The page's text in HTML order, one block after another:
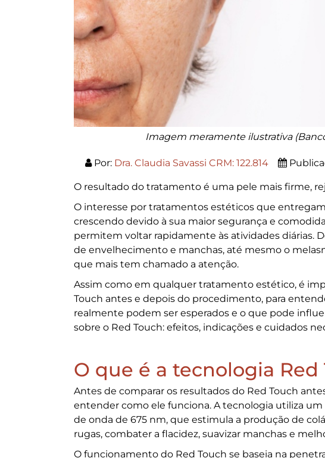
Imagem meramente ilustrativa
Por: Dra. Claudia Savassi CRM: 122.814
O resultado do tratamento é uma pele mais firme,
O interesse por tratamentos estéticos que
crescendo devido à sua maior segurança e
permitem voltar rapidamente às atividades diárias.
de envelhecimento e manchas, até mesmo o
que mais tem chamado a atenção.
Assim como em qualquer tratamento estético, é
Touch antes e depois do procedimento, para
realmente podem ser esperados e o que pode
sobre o Red Touch: efeitos, indicações e cuidados
O que é a tecnologia Red
Antes de comparar os resultados do Red Touch
entender como ele funciona. A tecnologia utiliza
de onda de 675 nm, que estimula a produção de
rugas, combater a flacidez, suavizar manchas e
O funcionamento do Red Touch se baseia na